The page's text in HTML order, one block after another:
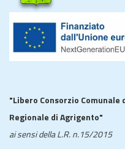
"Libero Consorzio
Regionale di Agrigento"
ai sensi della L.R. n.15/2015